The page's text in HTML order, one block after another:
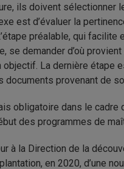
ils doivent sélectionner
est d’évaluer la
préalable, qui facilite
demander d’où provient
La dernière étape
documents provenant de
obligatoire dans le cadre
des programmes de
à la Direction de la
en 2020, d’une